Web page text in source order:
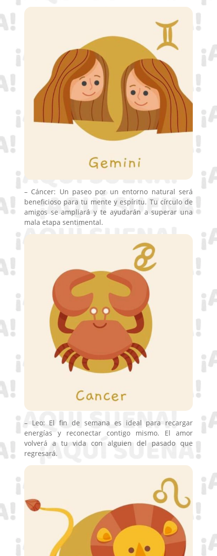
– Cáncer: Un paseo por un entorno natural será
beneficioso para tu mente y espíritu. Tu círculo de
amigos se ampliará y te ayudarán a superar una
mala etapa sentimental.
– Leo: El fin de semana es ideal para recargar
energías y reconectar contigo mismo. El amor
volverá a tu vida con alguien del pasado que
regresará.